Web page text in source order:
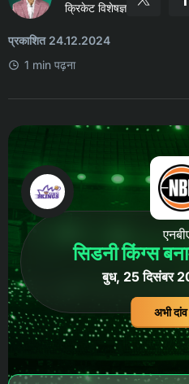
क्रिकेट विशेषज्ञ
प्रकाशित 24.12.2024
1 min पढ़ना
सिडनी किंग्स
बुध, 25 दिसंबर
अभी